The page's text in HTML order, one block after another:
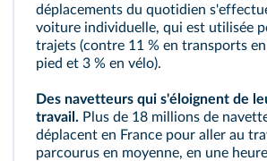
déplacements du quotidien
voiture individuelle, qui est utilisée
trajets (contre 11 % en transports
pied et 3 % en vélo).
Des navetteurs qui s'éloignent de
travail. Plus de 18 millions de
déplacent en France pour aller au
parcourus en moyenne, en une